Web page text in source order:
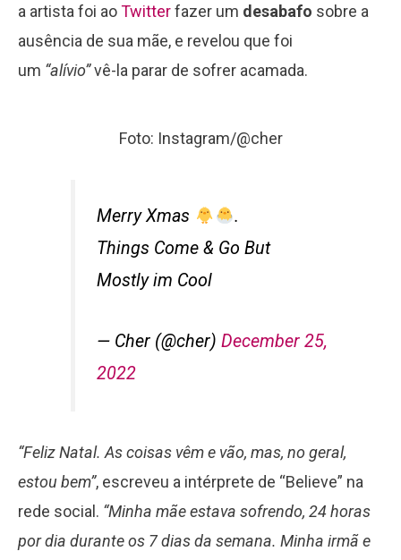
a artista foi aoTwitterfazer um desabafo sobre a
ausência de sua mãe, e revelou que foi
um “alívio”vê-la parar de sofrer acamada.
Foto: Instagram/@cher
Merry Xmas
.
Things Come & Go But
Mostly im Cool
— Cher (@cher)December 25,
2022
“Feliz Natal. As coisas vêm e vão, mas, no geral,
estou bem”, escreveu a intérprete de “Believe” na
rede social. “Minha mãe estava sofrendo, 24 horas
por dia durante os 7 dias da semana. Minha irmã e